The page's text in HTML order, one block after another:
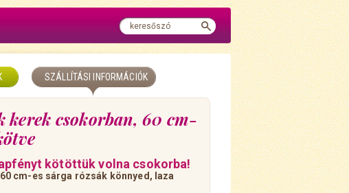
SZÁLLÍTÁSI INFORMÁCIÓK
kerek csokorban, 60 cm-
kötöttük volna csokorba!
cm-es sárga rózsák könnyed, laza